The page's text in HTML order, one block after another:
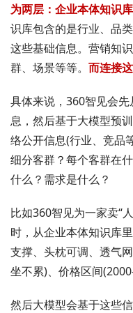
为两层：企业本体知识
识库包含的是行业、品
这些基础信息。营销知
群、场景等等。 而连接
具体来说，360智见会
息，然后基于大模型预
络公开信息(行业、竞品
细分客群？每个客群在
什么？需求是什么？
比如360智见为一家卖“
时，从企业本体知识库
支撑、头枕可调、透气
坐不累)、价格区间
然后大模型会基于这些